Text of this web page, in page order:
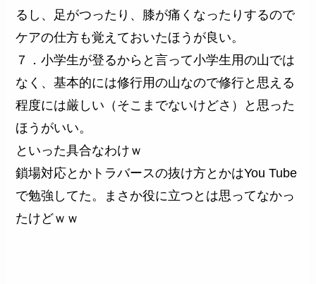
るし、足がつったり、膝が痛くなったりするので
ケアの仕方も覚えておいたほうが良い。
７．小学生が登るからと言って小学生用の山では
なく、基本的には修行用の山なので修行と思える
程度には厳しい（そこまでないけどさ）と思った
ほうがいい。
といった具合なわけｗ
鎖場対応とかトラバースの抜け方とかはYou Tube
で勉強してた。まさか役に立つとは思ってなかっ
たけどｗｗ